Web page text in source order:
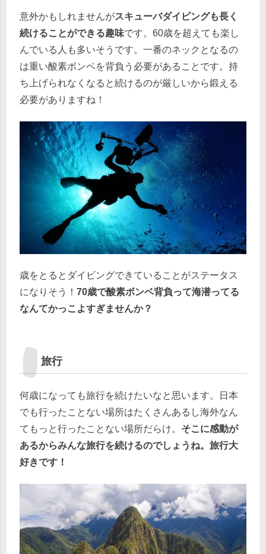
意外かもしれませんがスキューバダイビングも長く
続けることができる趣味です。60歳を超えても楽し
んでいる人も多いそうです。一番のネックとなるの
は重い酸素ボンベを背負う必要があることです。持
ち上げられなくなると続けるのが厳しいから鍛える
必要がありますね！
歳をとるとダイビングできていることがステータス
になりそう！ 70歳で酸素ボンベ背負って海潜ってる
なんてかっこよすぎませんか？
旅行
何歳になっても旅行を続けたいなと思います。日本
でも行ったことない場所はたくさんあるし海外なん
てもっと行ったことない場所だらけ。 そこに感動が
あるからみんな旅行を続けるのでしょうね。旅行大
好きです！